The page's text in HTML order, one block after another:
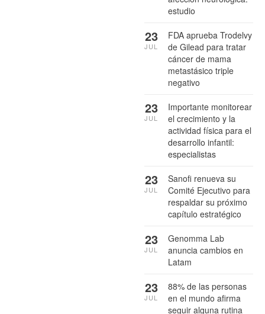
estudio
FDA aprueba Trodelvy
de Gilead para tratar
cáncer de mama
metastásico triple
negativo
23
JUL
Importante monitorear
el crecimiento y la
actividad física para el
desarrollo infantil:
especialistas
23
JUL
Sanofi renueva su
Comité Ejecutivo para
respaldar su próximo
capítulo estratégico
23
JUL
Genomma Lab
anuncia cambios en
Latam
23
JUL
88% de las personas
en el mundo afirma
seguir alguna rutina
23
JUL